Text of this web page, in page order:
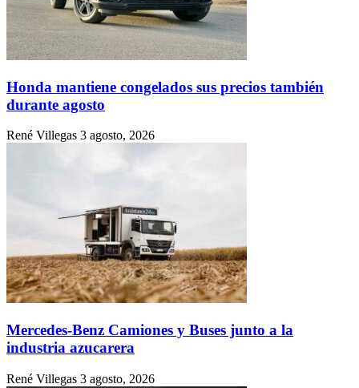
Honda mantiene congelados sus precios también
durante agosto
René Villegas 3 agosto, 2026
Mercedes-Benz Camiones y Buses junto a la
industria azucarera
René Villegas 3 agosto, 2026